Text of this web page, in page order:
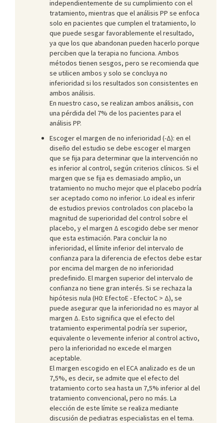
independientemente de su cumplimiento con el
tratamiento, mientras que el análisis PP se enfoca
solo en pacientes que cumplen el tratamiento, lo
que puede sesgar favorablemente el resultado,
ya que los que abandonan pueden hacerlo porque
perciben que la terapia no funciona. Ambos
métodos tienen sesgos, pero se recomienda que
se utilicen ambos y solo se concluya no
inferioridad si los resultados son consistentes en
ambos análisis.
En nuestro caso, se realizan ambos análisis, con
una pérdida del 7% de los pacientes para el
análisis PP.
Escoger el margen de no inferioridad (-Δ): en el
diseño del estudio se debe escoger el margen
que se fija para determinar que la intervención no
es inferior al control, según criterios clínicos. Si el
margen que se fija es demasiado amplio, un
tratamiento no mucho mejor que el placebo podría
ser aceptado como no inferior. Lo ideal es inferir
de estudios previos controlados con placebo la
magnitud de superioridad del control sobre el
placebo, y el margen Δ escogido debe ser menor
que esta estimación. Para concluir la no
inferioridad, el límite inferior del intervalo de
confianza para la diferencia de efectos debe estar
por encima del margen de no inferioridad
predefinido. El margen superior del intervalo de
confianza no tiene gran interés. Si se rechaza la
hipótesis nula (H0: EfectoE - EfectoC > Δ), se
puede asegurar que la inferioridad no es mayor al
margen Δ. Esto significa que el efecto del
tratamiento experimental podría ser superior,
equivalente o levemente inferior al control activo,
pero la inferioridad no excede el margen
aceptable.
El margen escogido en el ECA analizado es de un
7,5%, es decir, se admite que el efecto del
tratamiento corto sea hasta un 7,5% inferior al del
tratamiento convencional, pero no más. La
elección de este límite se realiza mediante
discusión de pediatras especialistas en el tema.